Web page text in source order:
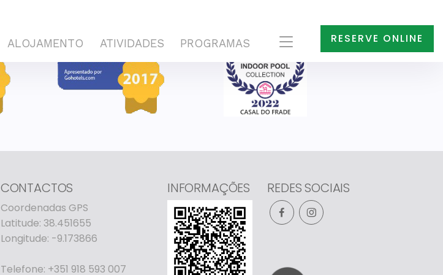
ALOJAMENTO ATIVIDADES PROGRAMAS RESERVE ONLINE
CONTACTOS
Coordenadas GPS
Latitude: 38.451655
Longitude: -9.173866
Telefone: +351 918 593 007
INFORMAÇÕES REDES SOCIAIS